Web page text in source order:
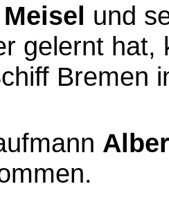
und
gelernt hat,
Bremen